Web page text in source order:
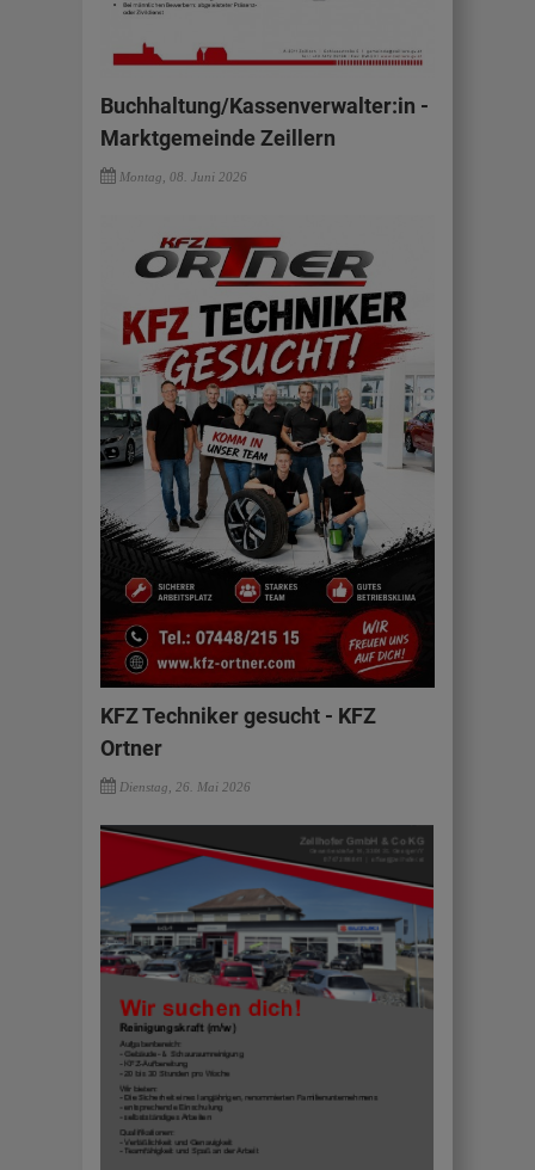
Buchhaltung/Kassenverwalter:in -
Marktgemeinde Zeillern
Montag, 08. Juni 2026
KFZ Techniker gesucht - KFZ
Ortner
Dienstag, 26. Mai 2026